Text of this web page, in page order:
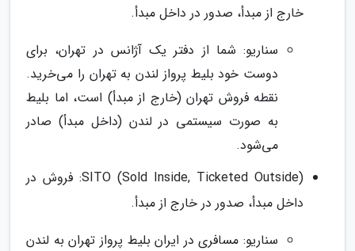
خارج از مبدأ، صدور در داخل مبدأ.
سناریو: شما از دفتر یک آژانس در تهران، برای
دوست خود بلیط پرواز لندن به تهران را می‌خرید.
نقطه فروش تهران (خارج از مبدأ) است، اما بلیط
به صورت سیستمی در لندن (داخل مبدأ) صادر
می‌شود.
SITO (Sold Inside, Ticketed Outside): فروش در
داخل مبدأ، صدور در خارج از مبدأ.
سناریو: مسافری در ایران بلیط پرواز تهران به لندن